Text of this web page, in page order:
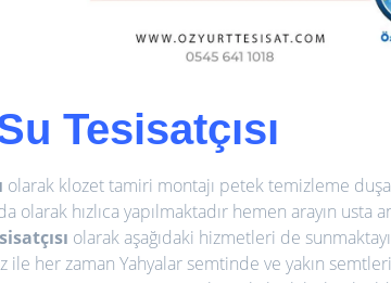
Tesisatçısı
olarak klozet tamiri montajı petek temizleme
olarak hızlıca yapılmaktadır hemen arayın usta
olarak aşağıdaki hizmetleri de
ile her zaman Yahyalar semtinde ve yakın